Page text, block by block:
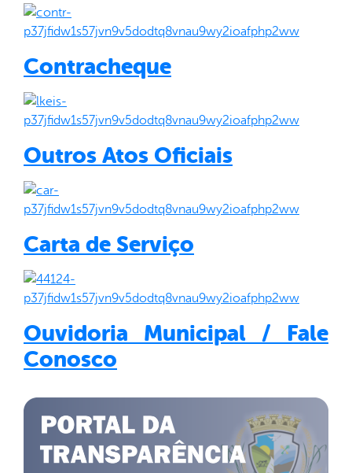
Contracheque
Outros Atos Oficiais
Carta de Serviço
Ouvidoria Municipal / Fale
Conosco